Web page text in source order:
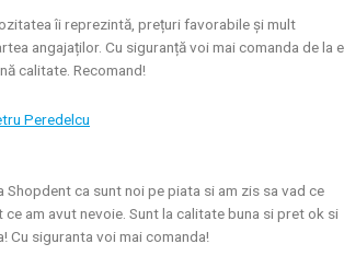
îi reprezintă, prețuri favorabile și mult
angajaților. Cu siguranță voi mai comanda de la
calitate. Recomand!
Peredelcu
Shopdent ca sunt noi pe piata si am zis sa vad ce
am avut nevoie. Sunt la calitate buna si pret ok si
Cu siguranta voi mai comanda!